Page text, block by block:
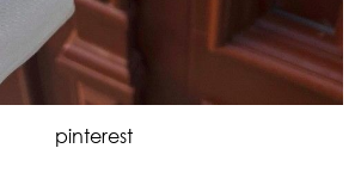
pinterest